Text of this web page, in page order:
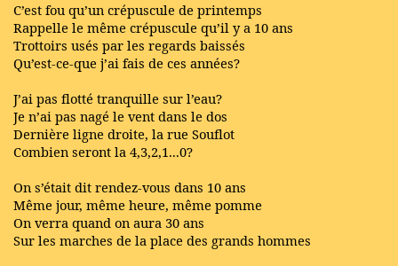
C’est fou qu’un crépuscule de printemps
Rappelle le même crépuscule qu’il y a 10 ans
Trottoirs usés par les regards baissés
Qu’est-ce-que j’ai fais de ces années?
J’ai pas flotté tranquille sur l’eau?
Je n’ai pas nagé le vent dans le dos
Dernière ligne droite, la rue Souflot
Combien seront la 4,3,2,1...0?
On s’était dit rendez-vous dans 10 ans
Même jour, même heure, même pomme
On verra quand on aura 30 ans
Sur les marches de la place des grands hommes